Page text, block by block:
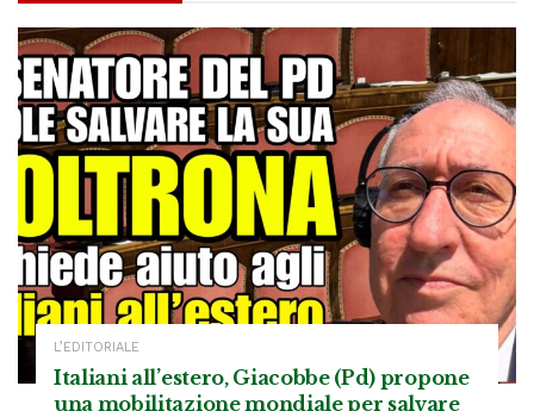
L’EDITORIALE
Italiani all’estero, Giacobbe (Pd) propone
una mobilitazione mondiale per salvare